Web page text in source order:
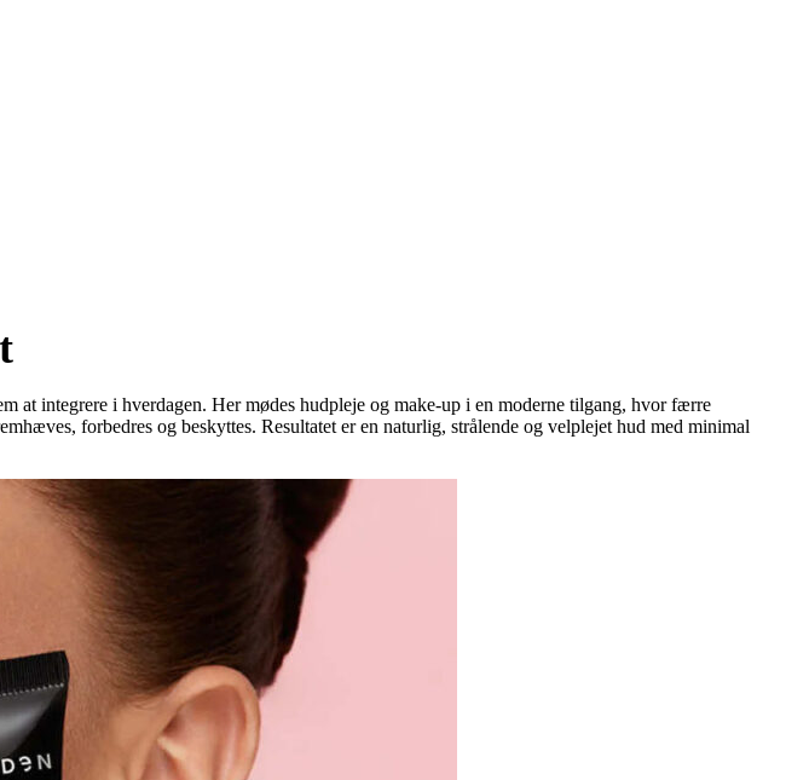
integrere i hverdagen. Her mødes hudpleje og make-up i en moderne tilgang, hvor færre
forbedres og beskyttes. Resultatet er en naturlig, strålende og velplejet hud med minimal